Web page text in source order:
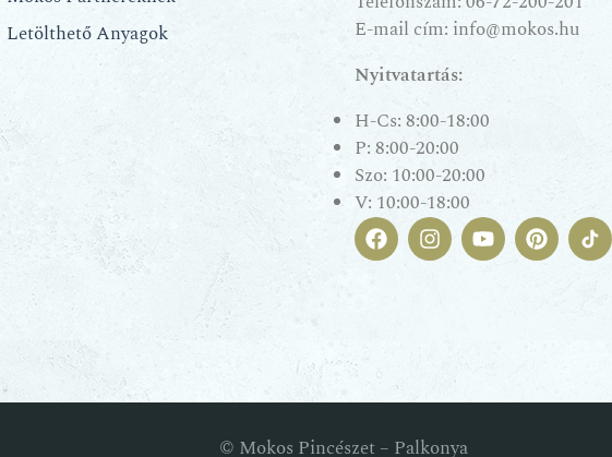
Letölthető Anyagok
E-mail cím: info@mokos.hu
Nyitvatartás:
H-Cs: 8:00-18:00
P: 8:00-20:00
Szo: 10:00-20:00
V: 10:00-18:00
© Mokos Pincészet – Palkonya